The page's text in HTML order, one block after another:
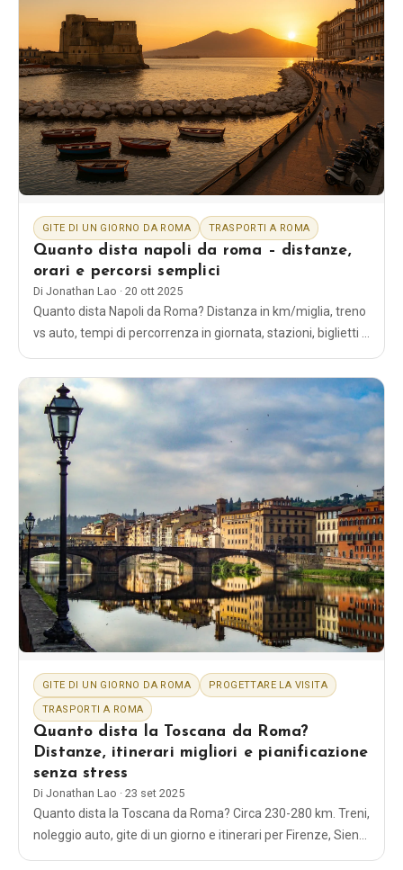
Chi siamo
EN DE ES FR IT
GITE DI UN GIORNO DA ROMA TRASPORTI A ROMA
Quanto dista napoli da roma – distanze,
orari e percorsi semplici
Di Jonathan Lao · 20 ott 2025
Quanto dista Napoli da Roma? Distanza in km/miglia, treno
vs auto, tempi di percorrenza in giornata, stazioni, biglietti e
gli itinerari più semplici che funzionano davvero.
GITE DI UN GIORNO DA ROMA PROGETTARE LA VISITA
TRASPORTI A ROMA
Quanto dista la Toscana da Roma?
Distanze, itinerari migliori e pianificazione
senza stress
Di Jonathan Lao · 23 set 2025
Quanto dista la Toscana da Roma? Circa 230-280 km. Treni,
noleggio auto, gite di un giorno e itinerari per Firenze, Siena